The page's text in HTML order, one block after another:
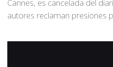
Cannes, es cancelada del
autores reclaman presiones